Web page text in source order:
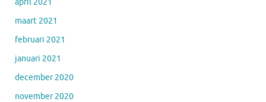
maart 2021
februari 2021
januari 2021
december 2020
november 2020